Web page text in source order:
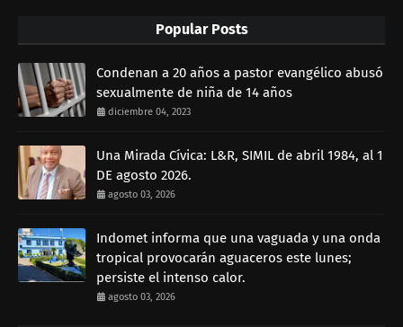
Popular Posts
Condenan a 20 años a pastor evangélico abusó
sexualmente de niña de 14 años
diciembre 04, 2023
Una Mirada Cívica: L&R, SIMIL de abril 1984, al 1
DE agosto 2026.
agosto 03, 2026
Indomet informa que una vaguada y una onda
tropical provocarán aguaceros este lunes;
persiste el intenso calor.
agosto 03, 2026